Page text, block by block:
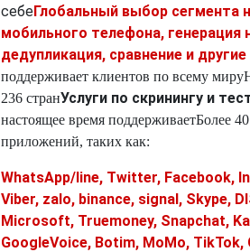
себеГлобальный выбор сегмента
мобильного телефона, генерация
дедупликация, сравнение и
поддерживает клиентов по всему миру
236 странУслуги по скринингу и
настоящее время поддерживаетБолее
приложений, таких как:
WhatsApp/line, Twitter, Facebook,
Viber, zalo, binance, signal, Skype,
Microsoft, Truemoney, Snapchat,
GoogleVoice, Botim, MoMo, TikTok,